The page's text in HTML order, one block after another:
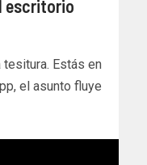
escritorio
Estás en
el asunto fluye